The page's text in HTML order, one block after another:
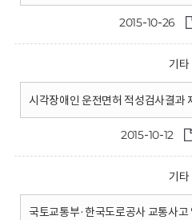
2015-10-26
기타
시각장애인 운전면허 적성검사결과
2015-10-12
기타
국토교통부·한국도로공사 교통사